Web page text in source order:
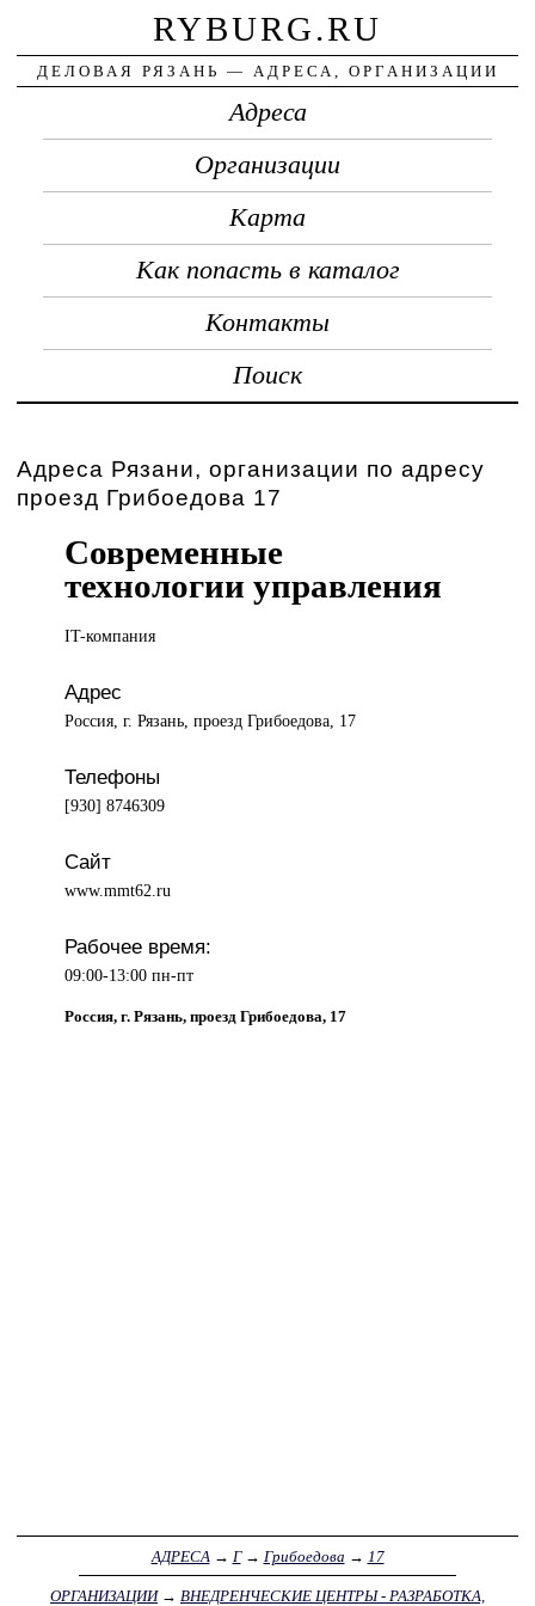
RYBURG.RU
ДЕЛОВАЯ РЯЗАНЬ — АДРЕСА, ОРГАНИЗАЦИИ
Адреса
Организации
Карта
Как попасть в каталог
Контакты
Поиск
Адреса Рязани, организации по адресу
проезд Грибоедова 17
Современные
технологии управления
IT-компания
Адрес
Россия, г. Рязань, проезд Грибоедова, 17
Телефоны
[930] 8746309
Сайт
www.mmt62.ru
Рабочее время:
09:00-13:00 пн-пт
Россия, г. Рязань, проезд Грибоедова, 17
АДРЕСА → Г→ Грибоедова → 17
ОРГАНИЗАЦИИ→ ВНЕДРЕНЧЕСКИЕ ЦЕНТРЫ - РАЗРАБОТКА,